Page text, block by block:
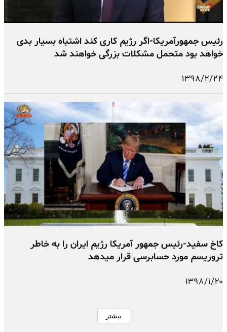
رئیس جمهورآمریکا-اگر رژیم کاری کند اشتباه بسیار بدی
خواهد بود متحمل مشکلات بزرگی خواهند شد
۱۳۹۸/۲/۲۴
کاخ سفید-رئیس جمهور آمریکا رژیم ایران را به خاطر
تروریسم مورد حسابرسی قرار میدهد
۱۳۹۸/۱/۲۰
بیشتر